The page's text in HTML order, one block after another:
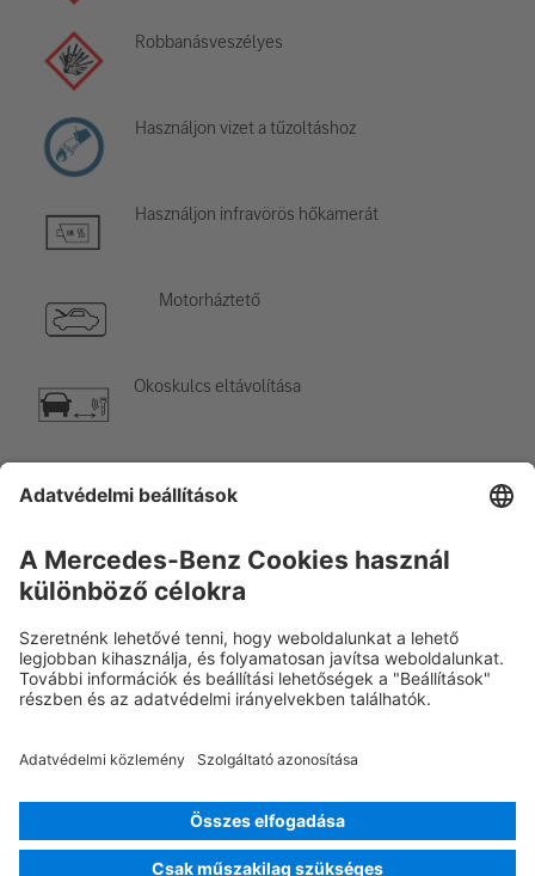
Robbanásveszélyes
Használjon vizet a tűzoltáshoz
Használjon infravörös hőkamerát
Motorháztető
Okoskulcs eltávolítása
Figyelem, alacsony hőmérséklet
Rescue Card SZGK Verzió 07/2026 01.0 ID-Nr.: 223.167
© 2026Mercedes-Benz AG